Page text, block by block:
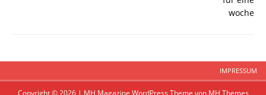
IMPRESSUM
Copyright © 2026 | MH Magazine WordPress Theme von MH Themes